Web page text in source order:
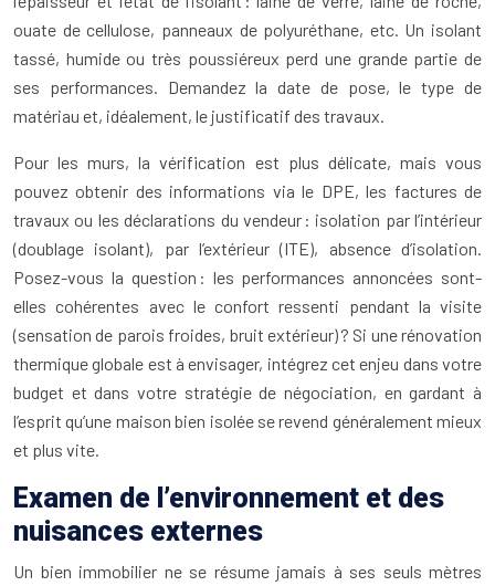
ouate de cellulose, panneaux de polyuréthane, etc. Un isolant
tassé, humide ou très poussiéreux perd une grande partie de
ses performances. Demandez la date de pose, le type de
matériau et, idéalement, le justificatif des travaux.
Pour les murs, la vérification est plus délicate, mais vous
pouvez obtenir des informations via le DPE, les factures de
travaux ou les déclarations du vendeur : isolation par l’intérieur
(doublage isolant), par l’extérieur (ITE), absence d’isolation.
Posez-vous la question : les performances annoncées sont-
elles cohérentes avec le confort ressenti pendant la visite
(sensation de parois froides, bruit extérieur) ? Si une rénovation
thermique globale est à envisager, intégrez cet enjeu dans votre
budget et dans votre stratégie de négociation, en gardant à
l’esprit qu’une maison bien isolée se revend généralement mieux
et plus vite.
Examen de l’environnement et des
nuisances externes
Un bien immobilier ne se résume jamais à ses seuls mètres